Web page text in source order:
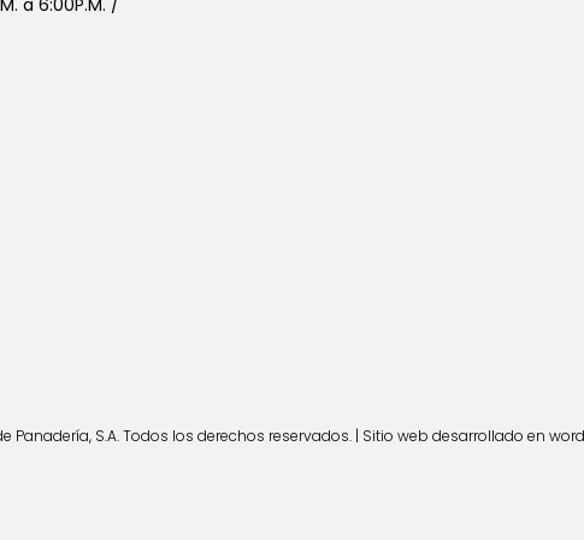
Panadería, S.A. Todos los derechos reservados. | Sitio web desarrollado en